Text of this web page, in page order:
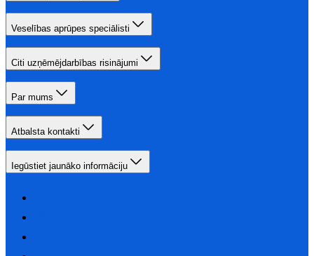
Veselības aprūpes speciālisti
Citi uzņēmējdarbības risinājumi
Par mums
Atbalsta kontakti
Iegūstiet jaunāko informāciju